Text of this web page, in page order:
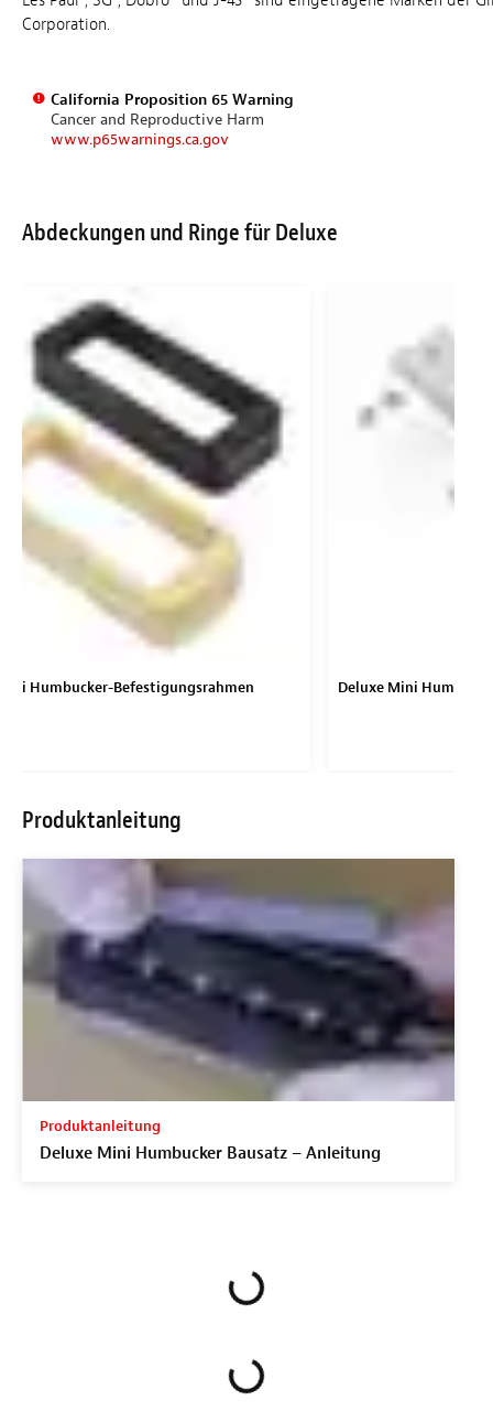
Corporation.
California Proposition 65 Warning
Cancer and Reproductive Harm
www.p65warnings.ca.gov
Abdeckungen und Ringe für Deluxe
Humbucker-Befestigungsrahmen Deluxe Mini
Produktanleitung
Produktanleitung
Deluxe Mini Humbucker Bausatz – Anleitung